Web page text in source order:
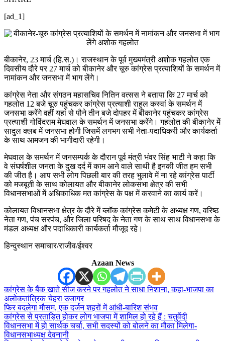
[ad_1]
बीकानेर, 23 मार्च (हि.स.)। राजस्थान के पूर्व मुख्यमंत्री अशोक गहलोत एक
दिवसीय दौरे पर 27 मार्च को बीकानेर और चूरु कांग्रेस प्रत्याशियों के समर्थन में
नामांकन और जनसभा में भाग लेंगे।
कांग्रेस नेता और संगठन महासचिव नितिन वत्सस ने बताया कि 27 मार्च को
गहलोत 12 बजे चूरु पहुंचकर कांग्रेस प्रत्याशी राहुल कस्वां के समर्थन में
जनसभा करेंगे वहीं यहां से पौने तीन बजे दोपहर में बीकानेर पहुंचकर कांग्रेस
प्रत्याशी गोविंदराम मेघवाल के समर्थन में जनसभा करेंगे। गहलोत की बीकानेर मेें
सादुल क्लब में जनसभा होगी जिसमें लगभग सभी नेता-पदाधिकरी और कार्यकर्ता
के साथ आमजन की भागीदारी रहेगी।
मेघवाल के समर्थन में जनसम्पर्क के दौरान पूर्व मंत्री भंवर सिंह भाटी ने कहा कि
वे संघर्षशील जनता के दुख दर्द में काम आने वाले साथी है इनकी जीत हम सभी
की जीत है। आप सभी लोग पिछली बार की तरह भुलावे में ना रहे कांग्रेस पार्टी
को मजबूती के साथ कोलायत और बीकानेर लोकसभा क्षेत्र की सभी
विधानसभाओं में अधिकाधिक मत कांग्रेस के पक्ष में करवाने का कार्य करें।
कोलायत विधानसभा क्षेत्र के दौरे में ब्लॉक कांग्रेस कमेटी के अध्यक्ष गण, वरिष्ठ
नेता गण, पंच सरपंच, और जिला परिषद के नेता गण के साथ साथ विधानसभा के
मंडल अध्यक्ष और पदाधिकारी कार्यकर्ता मौजूद रहे।
हिन्दुस्थान समाचार/राजीव/ईश्वर
Azaan News
कांग्रेस के बैंक खाते सीज करने पर गहलोत ने साधा निशाना, कहा-भाजपा का
अलोकतांत्रिक चेहरा उजागर
फिर बदलेगा मौसम, एक दर्जन शहरों में आंधी-बारिश संभव
कांग्रेस से प्रताड़ित होकर लोग भाजपा में शामिल हो रहे हैं : चतुर्वेदी
विधानसभा में हो सार्थक चर्चा, सभी सदस्यों को बोलने का मौका मिलेगा-
विधानसभाध्यक्ष देवनानी